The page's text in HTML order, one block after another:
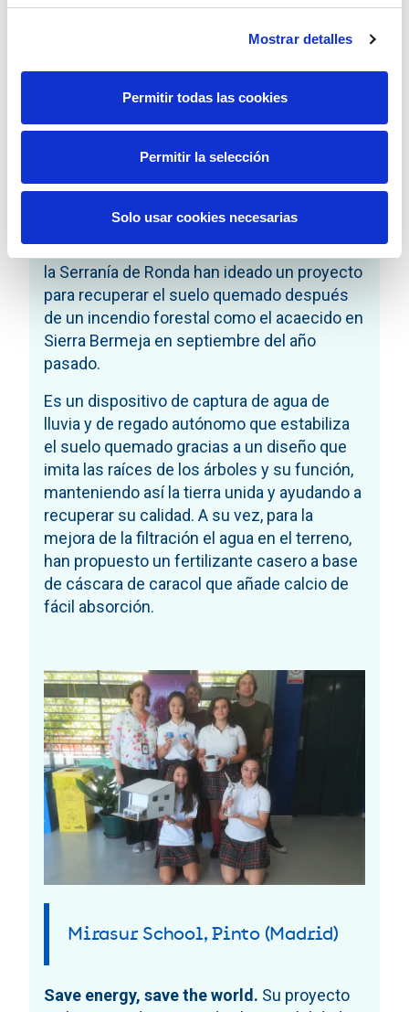
Mostrar detalles
Permitir todas las cookies
Permitir la selección
Solo usar cookies necesarias
(Málaga)
El ave Fénix del incendio de Sierra
Bermeja.Las alumnas de este instituto de
la Serranía de Ronda han ideado un proyecto
para recuperar el suelo quemado después
de un incendio forestal como el acaecido en
Sierra Bermeja en septiembre del año
pasado.
Es un dispositivo de captura de agua de
lluvia y de regado autónomo que estabiliza
el suelo quemado gracias a un diseño que
imita las raíces de los árboles y su función,
manteniendo así la tierra unida y ayudando a
recuperar su calidad. A su vez, para la
mejora de la filtración el agua en el terreno,
han propuesto un fertilizante casero a base
de cáscara de caracol que añade calcio de
fácil absorción.
Mirasur School, Pinto (Madrid)
Save energy, save the world. Su proyecto